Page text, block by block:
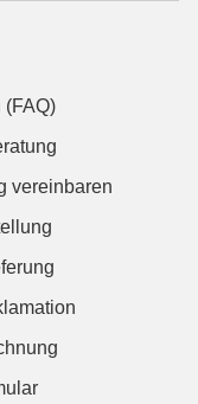
(FAQ)
vereinbaren